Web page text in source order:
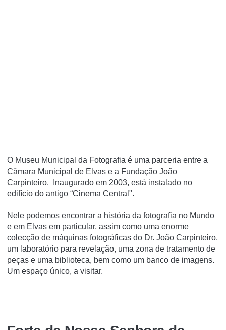
O Museu Municipal da Fotografia é uma parceria entre a
Câmara Municipal de Elvas e a Fundação João
Carpinteiro. Inaugurado em 2003, está instalado no
edifício do antigo “Cinema Central".
Nele podemos encontrar a história da fotografia no Mundo
e em Elvas em particular, assim como uma enorme
colecção de máquinas fotográficas do Dr. João Carpinteiro,
um laboratório para revelação, uma zona de tratamento de
peças e uma biblioteca, bem como um banco de imagens.
Um espaço único, a visitar.